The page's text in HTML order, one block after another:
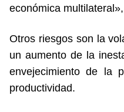
económica
Otros riesgos son la
un aumento de la
envejecimiento de la
productividad.